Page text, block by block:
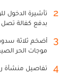
2
بدفع كفالة تصل إلى 20 ألف
3
أضخم ثلاثة
موجات الحر
4 تفاصيل منشأة